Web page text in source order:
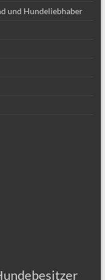
und Hundeliebhaber